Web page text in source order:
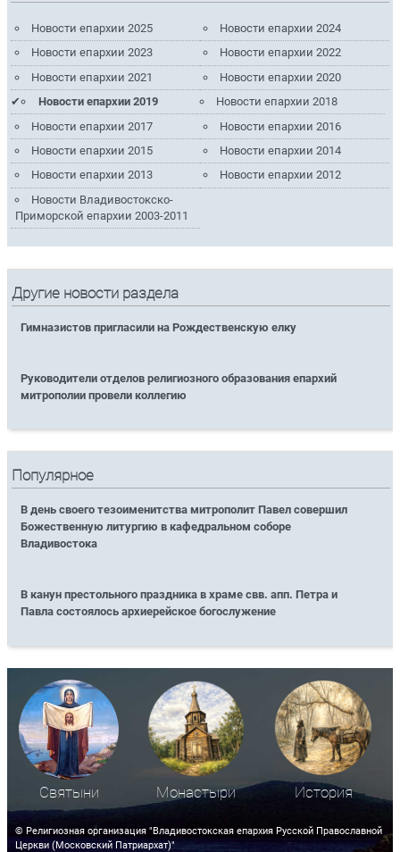
Новости епархии 2025
Новости епархии 2024
Новости епархии 2023
Новости епархии 2022
Новости епархии 2021
Новости епархии 2020
Новости епархии 2019
Новости епархии 2018
Новости епархии 2017
Новости епархии 2016
Новости епархии 2015
Новости епархии 2014
Новости епархии 2013
Новости епархии 2012
Новости Владивостокско-
Приморской епархии 2003-2011
Другие новости раздела
Гимназистов пригласили на Рождественскую елку
Руководители отделов религиозного образования епархий
митрополии провели коллегию
Популярное
В день своего тезоименитства митрополит Павел совершил
Божественную литургию в кафедральном соборе
Владивостока
В канун престольного праздника в храме свв. апп. Петра и
Павла состоялось архиерейское богослужение
Святыни Монастыри История
© Религиозная организация "Владивостокская епархия Русской Православной
Церкви (Московский Патриархат)"